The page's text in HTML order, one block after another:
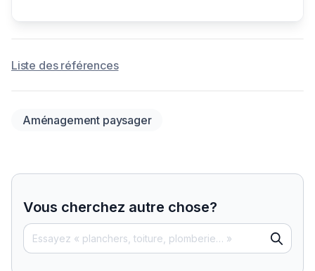
Liste des références
Aménagement paysager
Vous cherchez autre chose?